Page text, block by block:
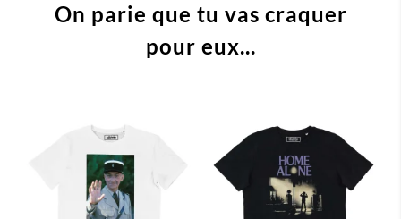
On parie que tu vas craquer
pour eux...